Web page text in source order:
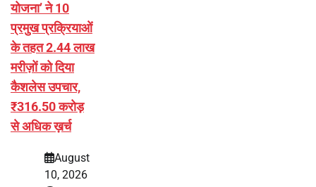
योजना’ ने 10
प्रमुख प्रक्रियाओं
के तहत 2.44 लाख
मरीज़ों को दिया
कैशलेस उपचार,
₹316.50 करोड़
से अधिक ख़र्च
August
10, 2026